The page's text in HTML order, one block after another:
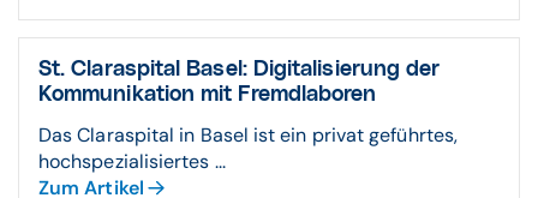
St. Claraspital Basel: Digitali­sierung der
Kommu­nikation mit Fremd­laboren
Das Claraspital in Basel ist ein privat geführtes,
hochspezialisiertes ...
Zum Artikel